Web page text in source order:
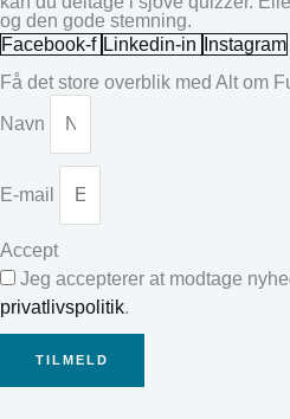
og den gode stemning.
Facebook-f Linkedin-in
Instagram
Få det store overblik med Alt om
Navn
E-mail
Accept
Jeg accepterer at modtage
privatlivspolitik.
TILMELD